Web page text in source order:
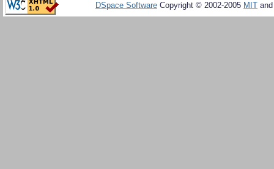
DSpace Software Copyright © 2002-2005 MIT